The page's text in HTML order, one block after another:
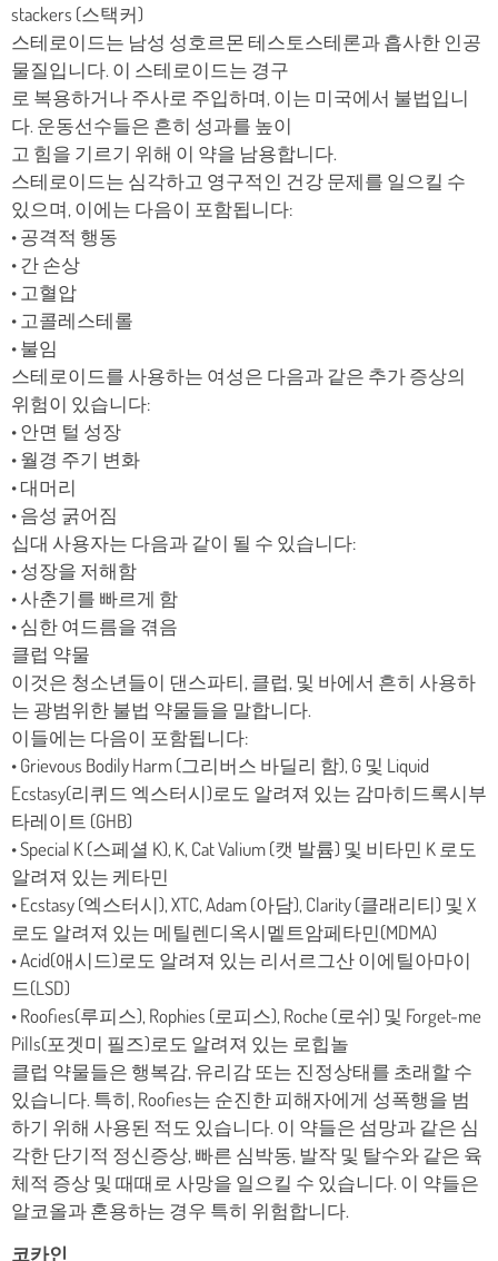
stackers (스택커)
스테로이드는 남성 성호르몬 테스토스테론과 흡사한 인공
물질입니다. 이 스테로이드는 경구
로 복용하거나 주사로 주입하며, 이는 미국에서 불법입니
다. 운동선수들은 흔히 성과를 높이
고 힘을 기르기 위해 이 약을 남용합니다.
스테로이드는 심각하고 영구적인 건강 문제를 일으킬 수
있으며, 이에는 다음이 포함됩니다:
• 공격적 행동
• 간 손상
• 고혈압
• 고콜레스테롤
• 불임
스테로이드를 사용하는 여성은 다음과 같은 추가 증상의
위험이 있습니다:
• 안면 털 성장
• 월경 주기 변화
• 대머리
• 음성 굵어짐
십대 사용자는 다음과 같이 될 수 있습니다:
• 성장을 저해함
• 사춘기를 빠르게 함
• 심한 여드름을 겪음
클럽 약물
이것은 청소년들이 댄스파티, 클럽, 및 바에서 흔히 사용하
는 광범위한 불법 약물들을 말합니다.
이들에는 다음이 포함됩니다:
• Grievous Bodily Harm (그리버스 바딜리 함), G 및 Liquid
Ecstasy(리퀴드 엑스터시)로도 알려져 있는 감마­히드록시부
타레이트 (GHB)
• Special K (스페셜 K), K, Cat Valium (캣 발륨) 및 비타민 K 로도
알려져 있는 케타민
• Ecstasy (엑스터시), XTC, Adam (아담), Clarity (클래리티) 및 X
로도 알려져 있는 메틸렌디옥시멭트암페타민(MDMA)
• Acid(애시드)로도 알려져 있는 리서르그산 이에틸아마이
드(LSD)
• Roofies(루피스), Rophies (로피스), Roche (로쉬) 및 Forget-me
Pills(포겟미 필즈)로도 알려져 있는 로힙놀
클럽 약물들은 행복감, 유리감 또는 진정상태를 초래할 수
있습니다. 특히, Roofies는 순진한 피해자에게 성폭행을 범
하기 위해 사용된 적도 있습니다. 이 약들은 섬망과 같은 심
각한 단기적 정신증상, 빠른 심박동, 발작 및 탈수와 같은 육
체적 증상 및 때때로 사망을 일으킬 수 있습니다. 이 약들은
알코올과 혼용하는 경우 특히 위험합니다.
코카인